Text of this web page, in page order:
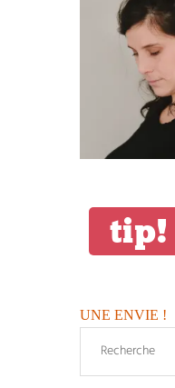
tip!
UNE ENVIE !